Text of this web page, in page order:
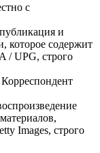
с
и
которое содержит
/ UPG, строго
Images, строго